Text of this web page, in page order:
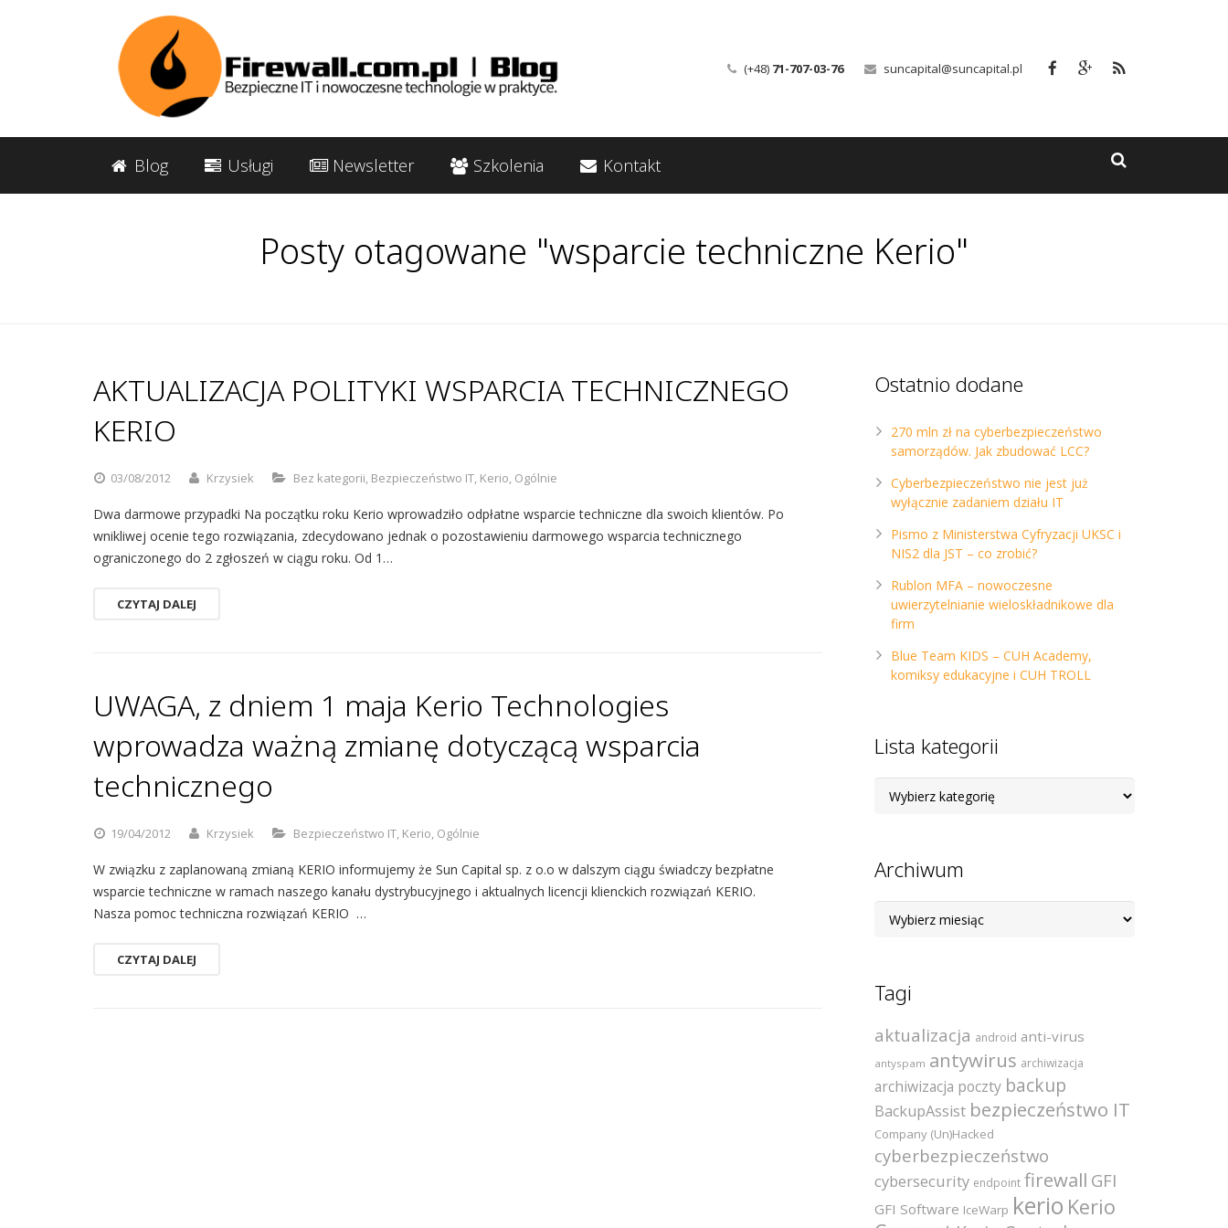
(+48) 71-707-03-76 suncapital@suncapital.pl
Blog Usługi Newsletter Szkolenia Kontakt
Posty otagowane "wsparcie techniczne Kerio"
AKTUALIZACJA POLITYKI WSPARCIA TECHNICZNEGO
KERIO
03/08/2012 Krzysiek Bez kategorii, Bezpieczeństwo IT, Kerio, Ogólnie
Dwa darmowe przypadki Na początku roku Kerio wprowadziło odpłatne wsparcie techniczne dla swoich klientów. Po
wnikliwej ocenie tego rozwiązania, zdecydowano jednak o pozostawieniu darmowego wsparcia technicznego
ograniczonego do 2 zgłoszeń w ciągu roku. Od 1…
CZYTAJ DALEJ
UWAGA, z dniem 1 maja Kerio Technologies
wprowadza ważną zmianę dotyczącą wsparcia
technicznego
19/04/2012 Krzysiek Bezpieczeństwo IT, Kerio, Ogólnie
W związku z zaplanowaną zmianą KERIO informujemy że Sun Capital sp. z o.o w dalszym ciągu świadczy bezpłatne
wsparcie techniczne w ramach naszego kanału dystrybucyjnego i aktualnych licencji klienckich rozwiązań KERIO.
Nasza pomoc techniczna rozwiązań KERIO …
CZYTAJ DALEJ
Ostatnio dodane
270 mln zł na cyberbezpieczeństwo
samorządów. Jak zbudować LCC?
Cyberbezpieczeństwo nie jest już
wyłącznie zadaniem działu IT
Pismo z Ministerstwa Cyfryzacji UKSC i
NIS2 dla JST – co zrobić?
Rublon MFA – nowoczesne
uwierzytelnianie wieloskładnikowe dla
firm
Blue Team KIDS – CUH Academy,
komiksy edukacyjne i CUH TROLL
Lista kategorii
kategorii
Archiwum
Archiwum
Tagi
aktualizacja android anti-virus
antyspam antywirus archiwizacja
archiwizacja poczty backup
BackupAssist bezpieczeństwo IT
Company (Un)Hacked
cyberbezpieczeństwo
cybersecurity endpoint firewall GFI
GFI Software IceWarp kerio Kerio